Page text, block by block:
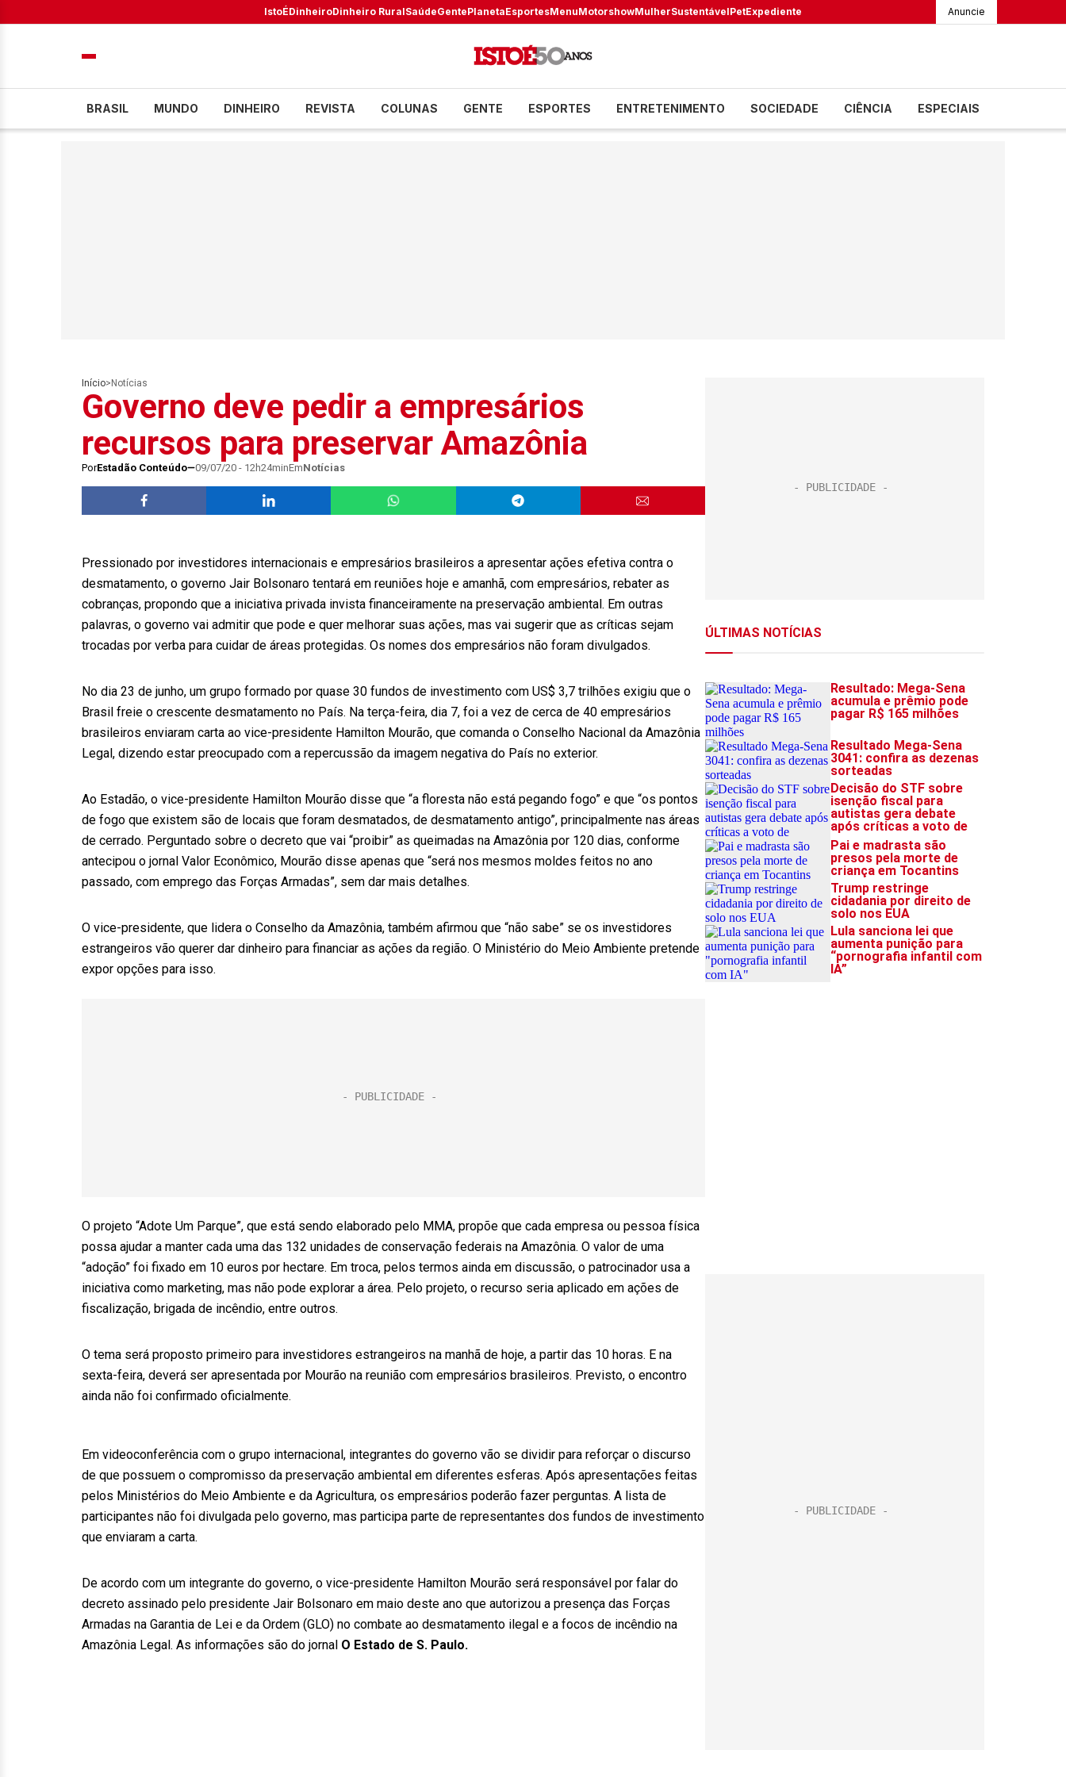
IstoÉDinheiroDinheiro RuralSaúdeGentePlanetaEsportesMenuMotorshowMulherSustentávelPetExpediente Anuncie
BRASIL MUNDO DINHEIRO REVISTA COLUNAS GENTE ESPORTES ENTRETENIMENTO SOCIEDADE CIÊNCIA ESPECIAIS
Início> Notícias
Governo deve pedir a empresários
recursos para preservar Amazônia
PorEstadão Conteúdo 09/07/20 - 12h24minEmNotícias
Pressionado por investidores internacionais e empresários brasileiros a apresentar ações efetiva contra o
desmatamento, o governo Jair Bolsonaro tentará em reuniões hoje e amanhã, com empresários, rebater as
cobranças, propondo que a iniciativa privada invista financeiramente na preservação ambiental. Em outras
palavras, o governo vai admitir que pode e quer melhorar suas ações, mas vai sugerir que as críticas sejam
trocadas por verba para cuidar de áreas protegidas. Os nomes dos empresários não foram divulgados.
No dia 23 de junho, um grupo formado por quase 30 fundos de investimento com US$ 3,7 trilhões exigiu que o
Brasil freie o crescente desmatamento no País. Na terça-feira, dia 7, foi a vez de cerca de 40 empresários
brasileiros enviaram carta ao vice-presidente Hamilton Mourão, que comanda o Conselho Nacional da Amazônia
Legal, dizendo estar preocupado com a repercussão da imagem negativa do País no exterior.
Ao Estadão, o vice-presidente Hamilton Mourão disse que “a floresta não está pegando fogo” e que “os pontos
de fogo que existem são de locais que foram desmatados, de desmatamento antigo”, principalmente nas áreas
de cerrado. Perguntado sobre o decreto que vai “proibir” as queimadas na Amazônia por 120 dias, conforme
antecipou o jornal Valor Econômico, Mourão disse apenas que “será nos mesmos moldes feitos no ano
passado, com emprego das Forças Armadas”, sem dar mais detalhes.
O vice-presidente, que lidera o Conselho da Amazônia, também afirmou que “não sabe” se os investidores
estrangeiros vão querer dar dinheiro para financiar as ações da região. O Ministério do Meio Ambiente pretende
expor opções para isso.
O projeto “Adote Um Parque”, que está sendo elaborado pelo MMA, propõe que cada empresa ou pessoa física
possa ajudar a manter cada uma das 132 unidades de conservação federais na Amazônia. O valor de uma
“adoção” foi fixado em 10 euros por hectare. Em troca, pelos termos ainda em discussão, o patrocinador usa a
iniciativa como marketing, mas não pode explorar a área. Pelo projeto, o recurso seria aplicado em ações de
fiscalização, brigada de incêndio, entre outros.
O tema será proposto primeiro para investidores estrangeiros na manhã de hoje, a partir das 10 horas. E na
sexta-feira, deverá ser apresentada por Mourão na reunião com empresários brasileiros. Previsto, o encontro
ainda não foi confirmado oficialmente.
Em videoconferência com o grupo internacional, integrantes do governo vão se dividir para reforçar o discurso
de que possuem o compromisso da preservação ambiental em diferentes esferas. Após apresentações feitas
pelos Ministérios do Meio Ambiente e da Agricultura, os empresários poderão fazer perguntas. A lista de
participantes não foi divulgada pelo governo, mas participa parte de representantes dos fundos de investimento
que enviaram a carta.
De acordo com um integrante do governo, o vice-presidente Hamilton Mourão será responsável por falar do
decreto assinado pelo presidente Jair Bolsonaro em maio deste ano que autorizou a presença das Forças
Armadas na Garantia de Lei e da Ordem (GLO) no combate ao desmatamento ilegal e a focos de incêndio na
Amazônia Legal. As informações são do jornal O Estado de S. Paulo.